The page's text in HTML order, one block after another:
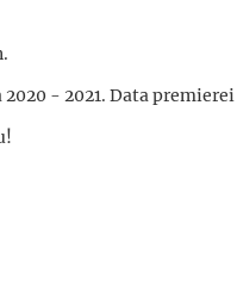
- 2021. Data